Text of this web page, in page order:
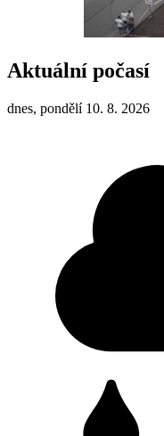
Aktuální počasí
dnes, pondělí 10. 8. 2026